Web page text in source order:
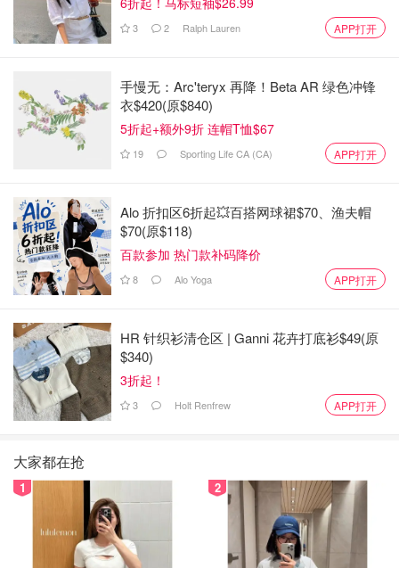
3 2 Ralph Lauren APP打开
手慢无：Arc'teryx 再降！Beta AR 绿色冲锋
衣$420(原$840)
5折起+额外9折 连帽T恤$67
19 Sporting Life CA (CA) APP打开
Alo 折扣区6折起💥百搭网球裙$70、渔夫帽
$70(原$118)
百款参加 热门款补码降价
8 Alo Yoga APP打开
HR 针织衫清仓区 | Ganni 花卉打底衫$49(原
$340)
3折起！
3 Holt Renfrew APP打开
大家都在抢
1 2